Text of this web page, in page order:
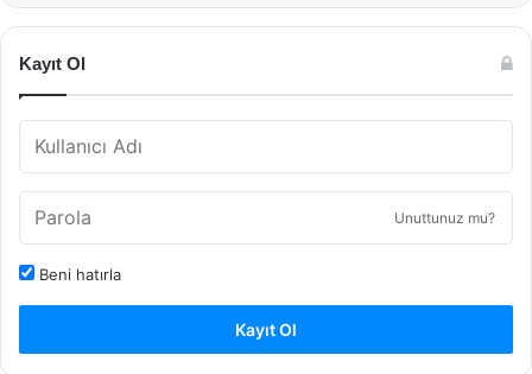
Kayıt Ol
Unuttunuz mu?
Beni hatırla
Kayıt Ol